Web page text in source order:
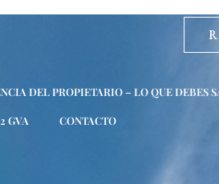
DEL PROPIETARIO – LO QUE DEBES
GVA CONTACTO